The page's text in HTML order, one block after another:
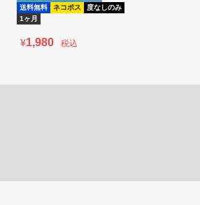
送料無料 ネコポス
度なしのみ
1ヶ月
¥1,980 税込